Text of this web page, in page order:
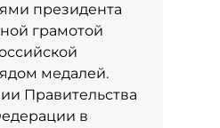
президента
грамотой
медалей.
Правительства
в